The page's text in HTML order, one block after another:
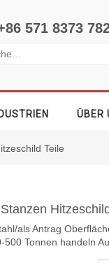
571 8373
ÜBER
Teile
als Antrag
Tonnen handeln